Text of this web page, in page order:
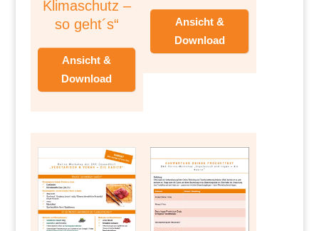
Klimaschutz –
so geht´s“
Ansicht &
Download
Ansicht &
Download